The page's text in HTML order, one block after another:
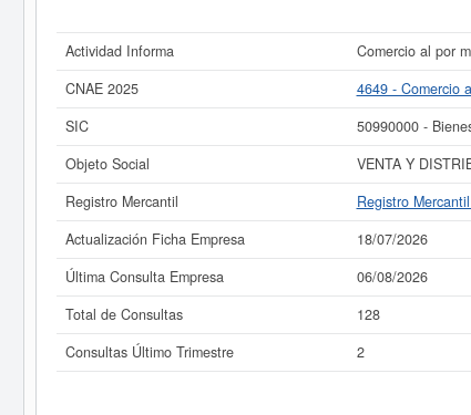
Actividad Informa
Comercio al por
CNAE 2025
4649 - Comercio
SIC
50990000 -
Objeto Social
VENTA Y
Registro Mercantil
Registro
Actualización Ficha Empresa
18/07/2026
Última Consulta Empresa
06/08/2026
Total de Consultas
128
Consultas Último Trimestre
2